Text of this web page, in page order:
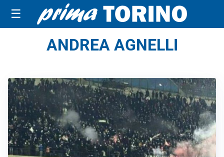
☰
ANDREA AGNELLI